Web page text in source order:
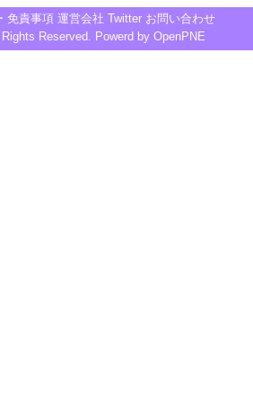
免責事項 運営会社 Twitter お問い合わせ
Reserved. Powerd by OpenPNE